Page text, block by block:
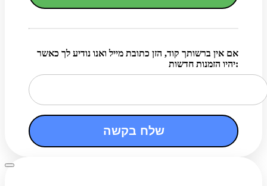
אם אין ברשותך קוד, הזן כתובת מייל ואנו נודיע לך כאשר
יהיו הזמנות חדשות:
שלח בקשה